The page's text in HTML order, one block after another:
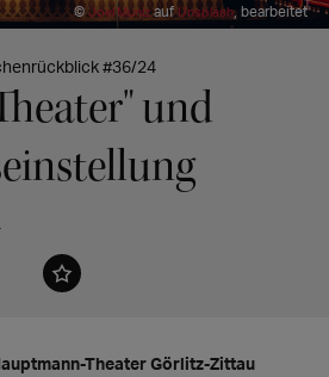
©Joel MunizaufUnsplash, bearbeitet
#36/24
und
Theater Görlitz-Zittau